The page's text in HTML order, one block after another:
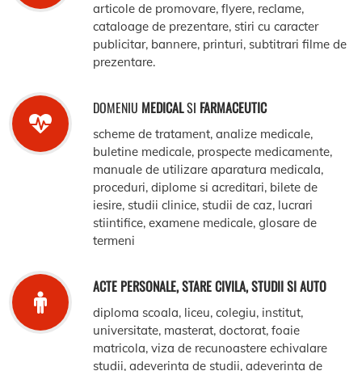
articole de promovare, flyere, reclame,
cataloage de prezentare, stiri cu caracter
publicitar, bannere, printuri, subtitrari filme de
prezentare.
DOMENIU MEDICALSI FARMACEUTIC
scheme de tratament, analize medicale,
buletine medicale, prospecte medicamente,
manuale de utilizare aparatura medicala,
proceduri, diplome si acreditari, bilete de
iesire, studii clinice, studii de caz, lucrari
stiintifice, examene medicale, glosare de
termeni
ACTE PERSONALE, STARE CIVILA, STUDII SI AUTO
diploma scoala, liceu, colegiu, institut,
universitate, masterat, doctorat, foaie
matricola, viza de recunoastere echivalare
studii, adeverinta de studii, adeverinta de